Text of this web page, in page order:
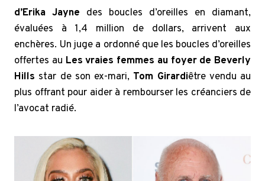
d’Erika Jayne des boucles d’oreilles en diamant,
évaluées à 1,4 million de dollars, arrivent aux
enchères. Un juge a ordonné que les boucles d’oreilles
offertes au Les vraies femmes au foyer de Beverly
Hills star de son ex-mari, Tom Girardiêtre vendu au
plus offrant pour aider à rembourser les créanciers de
l’avocat radié.